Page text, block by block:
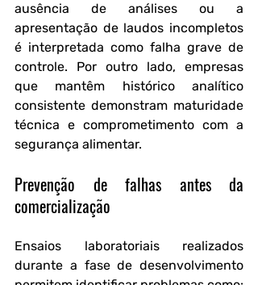
ausência de análises ou a
apresentação de laudos incompletos
é interpretada como falha grave de
controle. Por outro lado, empresas
que mantêm histórico analítico
consistente demonstram maturidade
técnica e comprometimento com a
segurança alimentar.
Prevenção de falhas antes da
comercialização
Ensaios laboratoriais realizados
durante a fase de desenvolvimento